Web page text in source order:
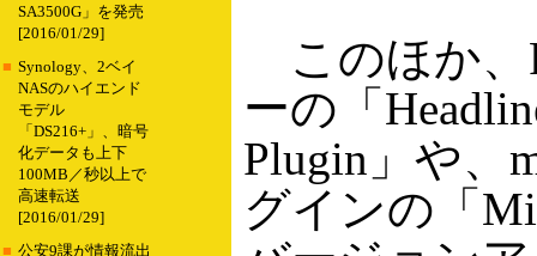
SA3500G」を発売
[2016/01/29]
■ Synology、2ベイ
NASのハイエンド
モデル
「DS216+」、暗号
化データも上下
100MB／秒以上で
高速転送
[2016/01/29]
■ 公安9課が情報流出
このほか、
ーの「
Plugin」や、
グインの「